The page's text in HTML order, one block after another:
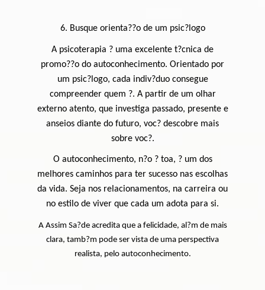
6. Busque orienta??o de um psic?logo
A psicoterapia ? uma excelente t?cnica de
promo??o do autoconhecimento. Orientado por
um psic?logo, cada indiv?duo consegue
compreender quem ?. A partir de um olhar
externo atento, que investiga passado, presente e
anseios diante do futuro, voc? descobre mais
sobre voc?.
O autoconhecimento, n?o ? toa, ? um dos
melhores caminhos para ter sucesso nas escolhas
da vida. Seja nos relacionamentos, na carreira ou
no estilo de viver que cada um adota para si.
A Assim Sa?de acredita que a felicidade, al?m de mais
clara, tamb?m pode ser vista de uma perspectiva
realista, pelo autoconhecimento.